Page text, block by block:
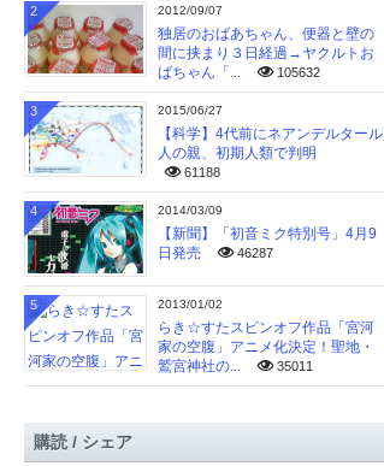
2012/09/07
独居のおばあちゃん、便器と壁の
間に挟まり３日経過→ヤクルトお
ばちゃん「...
105632
2
2015/06/27
【科学】4代前にネアンデルタール
人の親、初期人類で判明
61188
3
2014/03/09
【新聞】「初音ミク特別号」4月9
日発売
46287
4
2013/01/02
らき☆すたスピンオフ作品「宮河
家の空腹」アニメ化決定！聖地・
鷲宮神社の...
35011
5
購読 / シェア